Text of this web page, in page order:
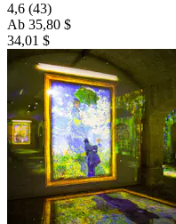
4,6 (43)
Ab 35,80 $
34,01 $